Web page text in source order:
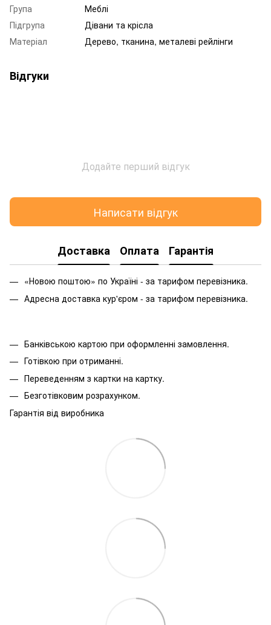
Група
Меблі
Підгрупа
Дівани та крісла
Матеріал
Дерево, тканина, металеві рейлінги
Відгуки
Додайте перший відгук
Написати відгук
Доставка Оплата Гарантія
«Новою поштою» по Україні - за тарифом перевізника.
Адресна доставка кур'єром - за тарифом перевізника.
Банківською картою при оформленні замовлення.
Готівкою при отриманні.
Переведенням з картки на картку.
Безготівковим розрахунком.
Гарантія від виробника